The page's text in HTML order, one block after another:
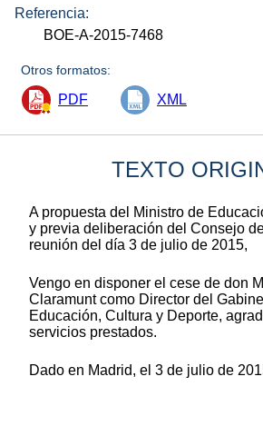
Referencia:
BOE-A-2015-7468
Otros formatos:
PDF XML
TEXTO
A propuesta del Ministro de
y previa deliberación del Consejo
reunión del día 3 de julio de 2015,
Vengo en disponer el cese de don
Claramunt como Director del
Educación, Cultura y Deporte,
servicios prestados.
Dado en Madrid, el 3 de julio de